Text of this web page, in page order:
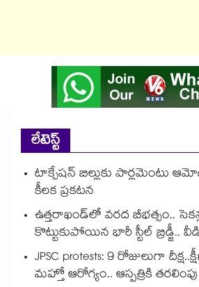
లేటెస్ట్
టాక్సేషన్ బిల్లుకు పార్లమెంటు
కీలక ప్రకటన
ఉత్తరాఖండ్⁭లో వరద బీభత్సం..
కొట్టుకుపోయిన భారీ స్టీల్ బ్రిడ్జీ..
JPSC protests: 9 రోజులుగా
మహ్తో ఆరోగ్యం.. ఆస్పత్రికి తరలింపు